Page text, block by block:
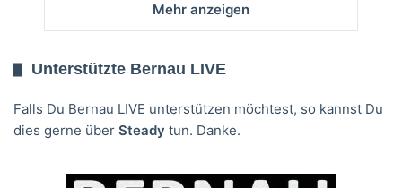
Mehr anzeigen
Unterstützte Bernau LIVE
Falls Du Bernau LIVE unterstützen möchtest, so kannst Du
dies gerne über Steady tun. Danke.